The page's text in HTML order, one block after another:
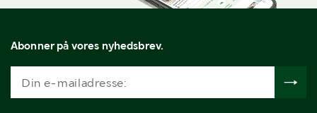
Abonner på vores nyhedsbrev.